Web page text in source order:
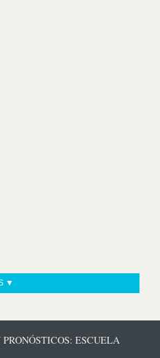
▼
ESCUELA